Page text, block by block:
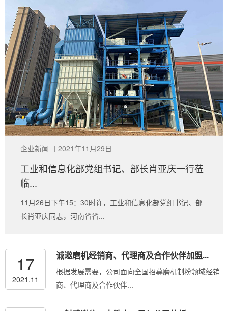
企业新闻 丨 2021年11月29日
工业和信息化部党组书记、部长肖亚庆一行莅
临...
11月26日下午15：30时许，工业和信息化部党组书记、部
长肖亚庆同志，河南省省...
17
2021.11
诚邀磨机经销商、代理商及合作伙伴加盟...
根据发展需要，公司面向全国招募磨机制粉领域经销
商、代理商及合作伙伴...